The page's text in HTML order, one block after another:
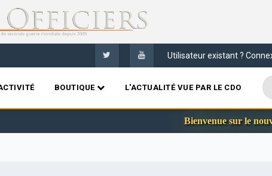
Utilisateur existant ?
BOUTIQUE L'ACTUALITÉ VUE PAR LE CDO
Bienvenue sur le